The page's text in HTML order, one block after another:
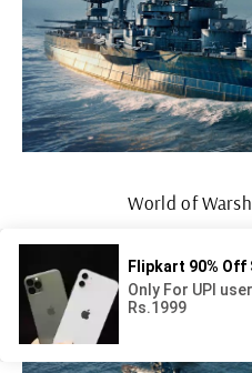
World of